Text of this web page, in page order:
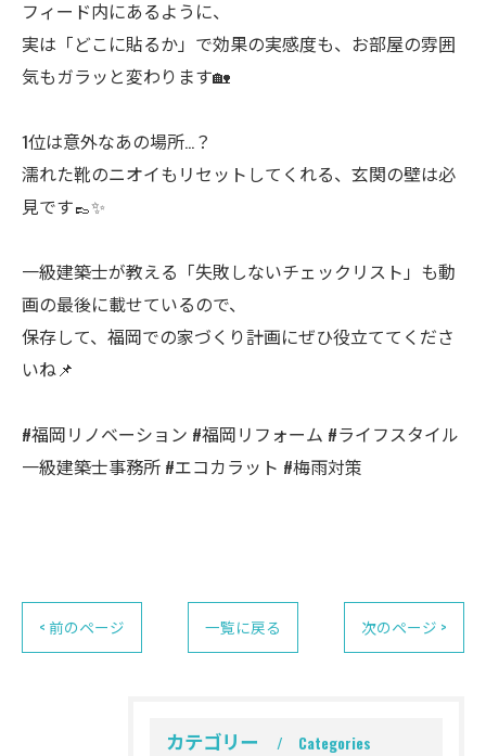
フィード内にあるように、
実は「どこに貼るか」で効果の実感度も、お部屋の雰囲
気もガラッと変わります🏡
1位は意外なあの場所…？
濡れた靴のニオイもリセットしてくれる、玄関の壁は必
見です👞✨
一級建築士が教える「失敗しないチェックリスト」も動
画の最後に載せているので、
保存して、福岡での家づくり計画にぜひ役立ててくださ
いね📌
#福岡リノベーション #福岡リフォーム #ライフスタイル
一級建築士事務所 #エコカラット #梅雨対策
< 前のページ 一覧に戻る 次のページ >
カテゴリー Categories